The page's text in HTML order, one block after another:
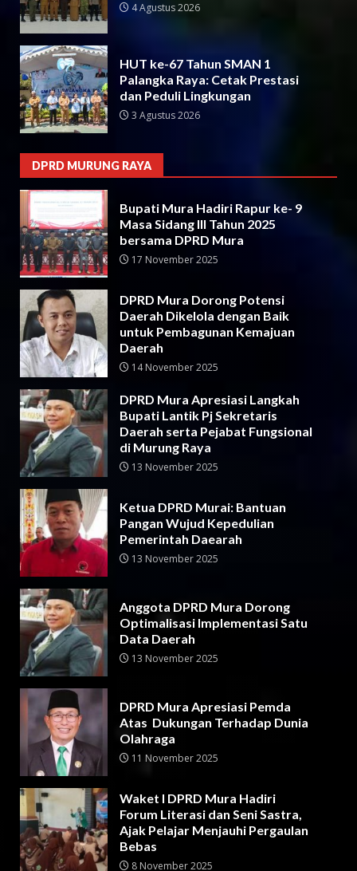
4 Agustus 2026
HUT ke-67 Tahun SMAN 1
Palangka Raya: Cetak Prestasi
dan Peduli Lingkungan
3 Agustus 2026
DPRD MURUNG RAYA
Bupati Mura Hadiri Rapur ke- 9
Masa Sidang III Tahun 2025
bersama DPRD Mura
17 November 2025
DPRD Mura Dorong Potensi
Daerah Dikelola dengan Baik
untuk Pembagunan Kemajuan
Daerah
14 November 2025
DPRD Mura Apresiasi Langkah
Bupati Lantik Pj Sekretaris
Daerah serta Pejabat Fungsional
di Murung Raya
13 November 2025
Ketua DPRD Murai: Bantuan
Pangan Wujud Kepedulian
Pemerintah Daearah
13 November 2025
Anggota DPRD Mura Dorong
Optimalisasi Implementasi Satu
Data Daerah
13 November 2025
DPRD Mura Apresiasi Pemda
Atas Dukungan Terhadap Dunia
Olahraga
11 November 2025
Waket I DPRD Mura Hadiri
Forum Literasi dan Seni Sastra,
Ajak Pelajar Menjauhi Pergaulan
Bebas
8 November 2025